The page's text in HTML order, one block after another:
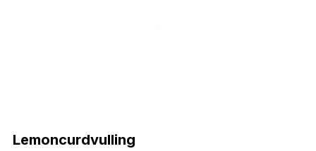
Lemoncurdvulling